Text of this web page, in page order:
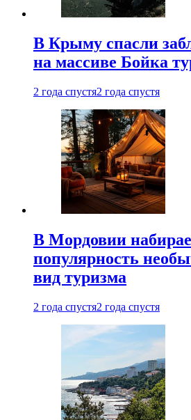
В Крыму спасли
на массиве Бойка
2 года спустя2 года спустя
В Мордовии
популярность
вид туризма
2 года спустя2 года спустя